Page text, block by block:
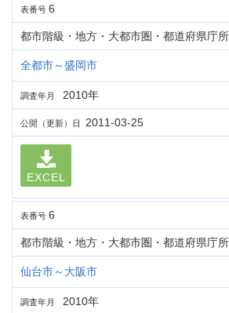
表番号 6
都市階級・地方・大都市圏・都道府県庁
全都市～盛岡市
調査年月 2010年
公開（更新）日 2011-03-25
EXCEL
表番号 6
都市階級・地方・大都市圏・都道府県庁
仙台市～大阪市
調査年月 2010年